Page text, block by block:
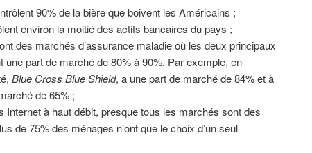
90% de la bière que boivent les Américains ;
environ la moitié des actifs bancaires du pays ;
des marchés d’assurance maladie où les deux principaux
une part de marché de 80% à 90%. Par exemple, en
Blue Cross Blue Shield, a une part de marché de 84% et à
de 65% ;
Internet à haut débit, presque tous les marchés sont des
de 75% des ménages n’ont que le choix d’un seul